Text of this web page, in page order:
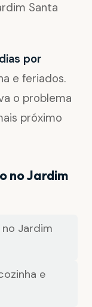
Santa
por
e feriados.
o problema
próximo
no Jardim
Jardim
e